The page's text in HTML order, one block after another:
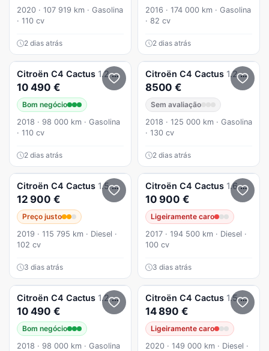
2020 · 107 919 km · Gasolina
· 110 cv
2 dias atrás
2016 · 174 000 km · Gasolina
· 82 cv
2 dias atrás
Citroën C4 Cactus 1.2 PureTech Shine
10 490 €
Bom negócio
2018 · 98 000 km · Gasolina
· 110 cv
2 dias atrás
Citroën C4 Cactus 1.2 PureTech Shine
8500 €
Sem avaliação
2018 · 125 000 km · Gasolina
· 130 cv
2 dias atrás
Citroën C4 Cactus 1.5 BlueHDi Shine
12 900 €
Preço justo
2019 · 115 795 km · Diesel ·
102 cv
3 dias atrás
Citroën C4 Cactus 1.6 BlueHDi Rip Curl
10 900 €
Ligeiramente caro
2017 · 194 500 km · Diesel ·
100 cv
3 dias atrás
Citroën C4 Cactus 1.2 PureTech Shine
10 490 €
Bom negócio
2018 · 98 000 km · Gasolina
Citroën C4 Cactus 1.5 BlueHDi Feel Pack
14 890 €
Ligeiramente caro
2020 · 149 000 km · Diesel ·